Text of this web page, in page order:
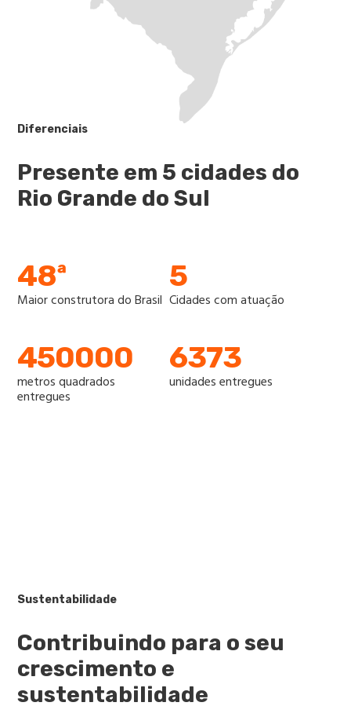
Diferenciais
Presente em 5 cidades do
Rio Grande do Sul
48ª
Maior construtora do Brasil
5
Cidades com atuação
450000
metros quadrados
entregues
6373
unidades entregues
Sustentabilidade
Contribuindo para o seu
crescimento e
sustentabilidade